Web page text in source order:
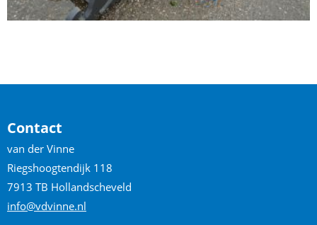
Contact
van der Vinne
Riegshoogtendijk 118
7913 TB Hollandscheveld
info@vdvinne.nl